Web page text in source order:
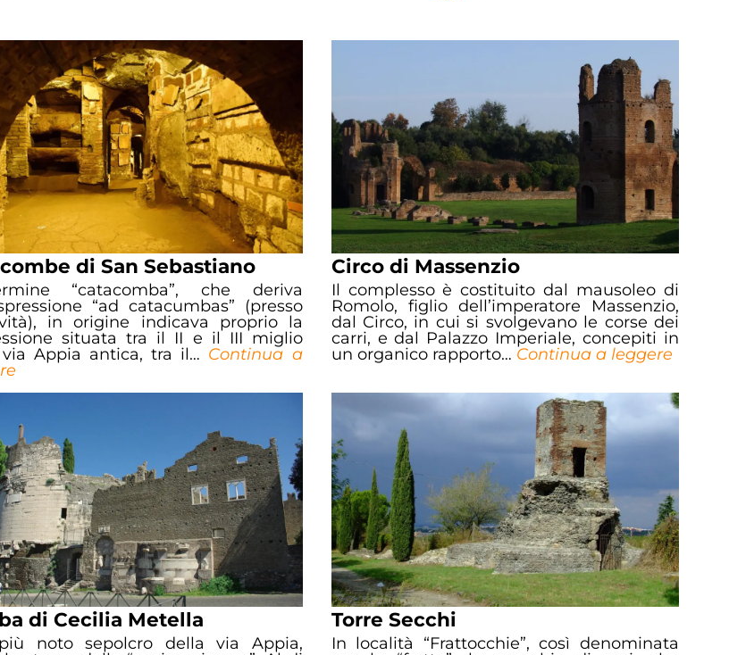
di San Sebastiano
“catacomba”, che deriva
“ad catacumbas” (presso
in origine indicava proprio la
situata tra il II e il III miglio
Appia antica, tra il… Continua a
Circo di Massenzio
Il complesso è costituito dal mausoleo di
Romolo, figlio dell’imperatore Massenzio,
dal Circo, in cui si svolgevano le corse dei
carri, e dal Palazzo Imperiale, concepiti in
un organico rapporto… Continua a leggere
di Cecilia Metella
noto sepolcro della via Appia,
Torre Secchi
In località “Frattocchie”, così denominata